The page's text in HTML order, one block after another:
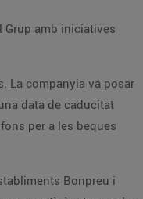
Grup amb iniciatives
La companyia va posar
data de caducitat
per a les beques
Bonpreu i